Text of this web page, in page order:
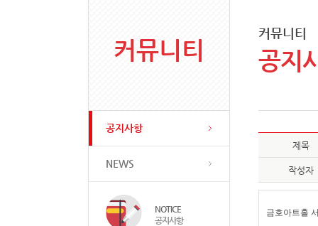
커뮤니티
공지사항
NEWS
NOTICE
공지사항
커뮤니티
공지
제목
작성자
금호아트홀